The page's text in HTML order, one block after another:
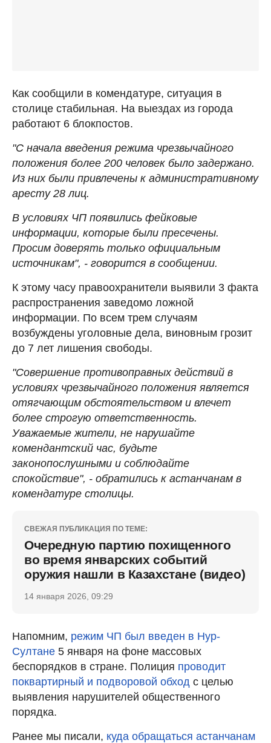
Как сообщили в комендатуре, ситуация в
столице стабильная. На выездах из города
работают 6 блокпостов.
"С начала введения режима чрезвычайного
положения более 200 человек было задержано.
Из них были привлечены к административному
аресту 28 лиц.
В условиях ЧП появились фейковые
информации, которые были пресечены.
Просим доверять только официальным
источникам", - говорится в сообщении.
К этому часу правоохранители выявили 3 факта
распространения заведомо ложной
информации. По всем трем случаям
возбуждены уголовные дела, виновным грозит
до 7 лет лишения свободы.
"Совершение противоправных действий в
условиях чрезвычайного положения является
отягчающим обстоятельством и влечет
более строгую ответственность.
Уважаемые жители, не нарушайте
комендантский час, будьте
законопослушными и соблюдайте
спокойствие", - обратились к астанчанам в
комендатуре столицы.
СВЕЖАЯ ПУБЛИКАЦИЯ ПО ТЕМЕ:
Очередную партию похищенного
во время январских событий
оружия нашли в Казахстане (видео)
14 января 2026, 09:29
Напомним, режим ЧП был введен в Нур-
Султане 5 января на фоне массовых
беспорядков в стране. Полиция проводит
поквартирный и подворовой обход с целью
выявления нарушителей общественного
порядка.
Ранее мы писали, куда обращаться астанчанам